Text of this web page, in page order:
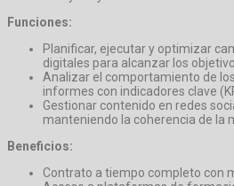
Funciones:
Planificar, ejecutar y optimizar
digitales para alcanzar los
Analizar el comportamiento de
informes con indicadores clave
Gestionar contenido en redes
manteniendo la coherencia de la
Beneficios:
Contrato a tiempo completo con